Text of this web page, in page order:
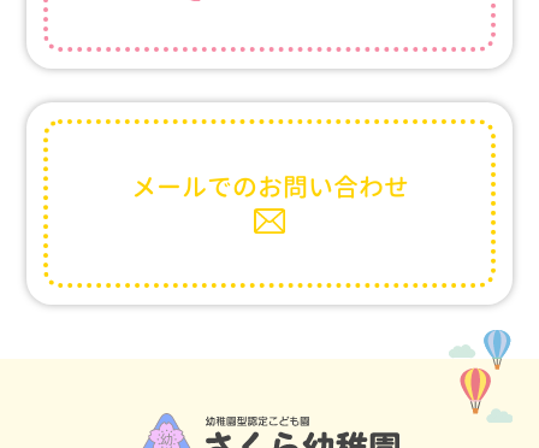
メールでのお問い合わせ